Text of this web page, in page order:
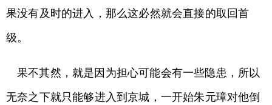
果没有及时的进入，那么这必然就会直接的取回首
级。
果不其然，就是因为担心可能会有一些隐患，所以
无奈之下就只能够进入到京城，一开始朱元璋对他倒